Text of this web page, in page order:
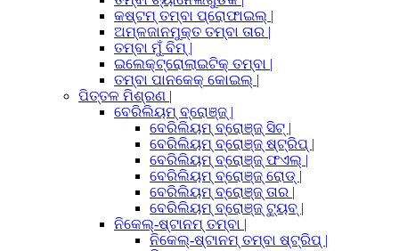
କଷ୍ଟମ୍ ତମ୍ବା ପ୍ରୋଫାଇଲ୍ |
ଅମ୍ଳଜାନମୁକ୍ତ ତମ୍ବା ତାର |
ତମ୍ବା ମୁଁ ବିମ୍ |
ଇଲେକ୍ଟ୍ରୋଲାଇଟିକ୍ ତମ୍ବା |
ତମ୍ବା ପାନକେକ୍ କୋଇଲ୍ |
ପିତ୍ତଳ ମିଶ୍ରଣ |
ବେରିଲିୟମ୍ ବ୍ରୋଞ୍ଜ୍ |
ବେରିଲିୟମ୍ ବ୍ରୋଞ୍ଜ୍ ସିଟ୍ |
ବେରିଲିୟମ୍ ବ୍ରୋଞ୍ଜ୍ ଷ୍ଟ୍ରିପ୍ |
ବେରିଲିୟମ୍ ବ୍ରୋଞ୍ଜ୍ ଫଏଲ୍ |
ବେରିଲିୟମ୍ ବ୍ରୋଞ୍ଜ୍ ରୋଡ୍ |
ବେରିଲିୟମ୍ ବ୍ରୋଞ୍ଜ୍ ତାର |
ବେରିଲିୟମ୍ ବ୍ରୋଞ୍ଜ୍ ଟ୍ୟୁବ୍ |
ନିକେଲ୍-ଷ୍ଟାନମ୍ ତମ୍ବା |
ନିକେଲ୍-ଷ୍ଟାନମ୍ ତମ୍ବା ଷ୍ଟ୍ରିପ୍ |